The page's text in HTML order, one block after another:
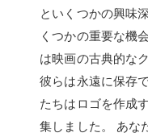
といくつかの興味
くつかの重要な機
は映画の古典的な
彼らは永遠に保存
たちはロゴを作成
集しました。 あな